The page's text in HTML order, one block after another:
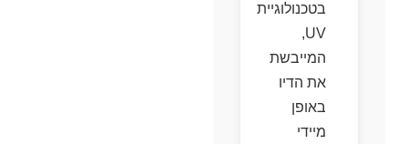
בטכנולוגיית
UV,
המייבשת
את הדיו
באופן
מיידי